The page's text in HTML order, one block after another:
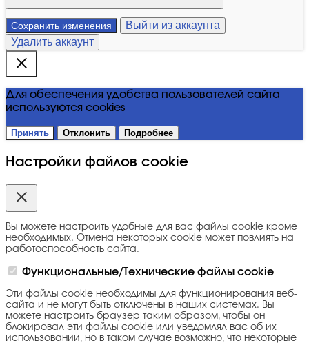
Сохранить изменения
Выйти из аккаунта
Удалить аккаунт
Для обеспечения удобства пользователей сайта
используются cookies
Принять Отклонить Подробнее
Настройки файлов cookie
Вы можете настроить удобные для вас файлы cookie кроме
необходимых. Отмена некоторых cookie может повлиять на
работоспособность сайта.
Функциональные/Технические файлы cookie
Эти файлы cookie необходимы для функционирования веб-
сайта и не могут быть отключены в наших системах. Вы
можете настроить браузер таким образом, чтобы он
блокировал эти файлы cookie или уведомлял вас об их
использовании, но в таком случае возможно, что некоторые